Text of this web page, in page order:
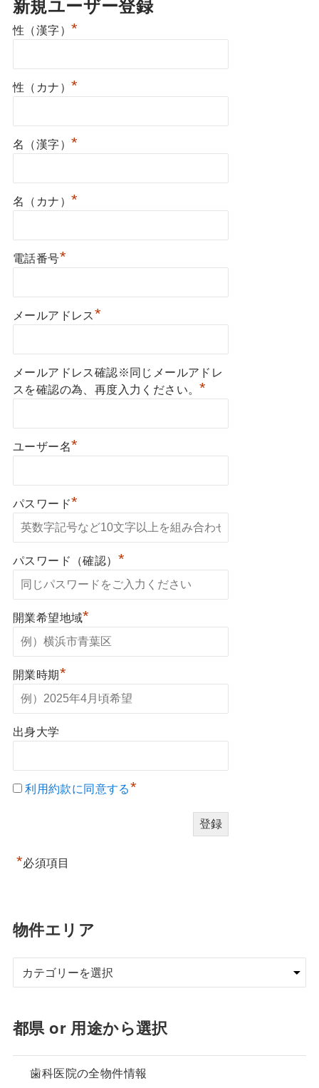
新規ユーザー登録
性（漢字） *
性（カナ） *
名（漢字） *
名（カナ） *
電話番号*
メールアドレス*
メールアドレス確認※同じメールアドレ
スを確認の為、再度入力ください。*
ユーザー名*
パスワード*
パスワード（確認） *
開業希望地域*
開業時期*
出身大学
利用約款に同意する*
*必須項目
物件エリア
都県 or 用途から選択
歯科医院の全物件情報